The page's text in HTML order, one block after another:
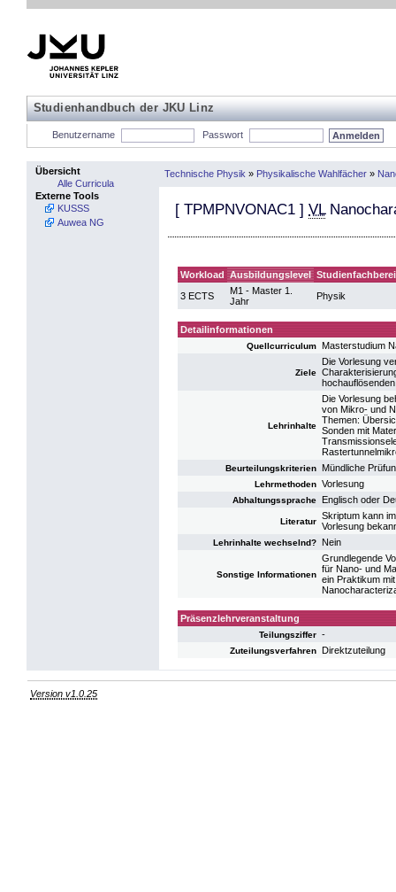
Studienhandbuch der JKU Linz
Benutzername Passwort
Übersicht
Alle Curricula
Externe Tools
KUSSS
Auwea NG
Technische Physik » Physikalische Wahlfächer »
[ TPMPNVONAC1 ] VL
Workload Ausbildungslevel
3 ECTS
M1 - Master 1.
Jahr
Physik
Detailinformationen
Quellcurriculum Masterstudium
Ziele
Die Vorlesung
Lehrinhalte
Die Vorlesung
von Mikro- und
Themen:
Sonden mit
Beurteilungskriterien Mündliche
Lehrmethoden Vorlesung
Abhaltungssprache Englisch oder
Literatur
Skriptum kann
Vorlesung
Lehrinhalte wechselnd? Nein
Sonstige Informationen
Grundlegende
für Nano- und
ein Praktikum
Präsenzlehrveranstaltung
Teilungsziffer -
Zuteilungsverfahren Direktzuteilung
Version v1.0.25